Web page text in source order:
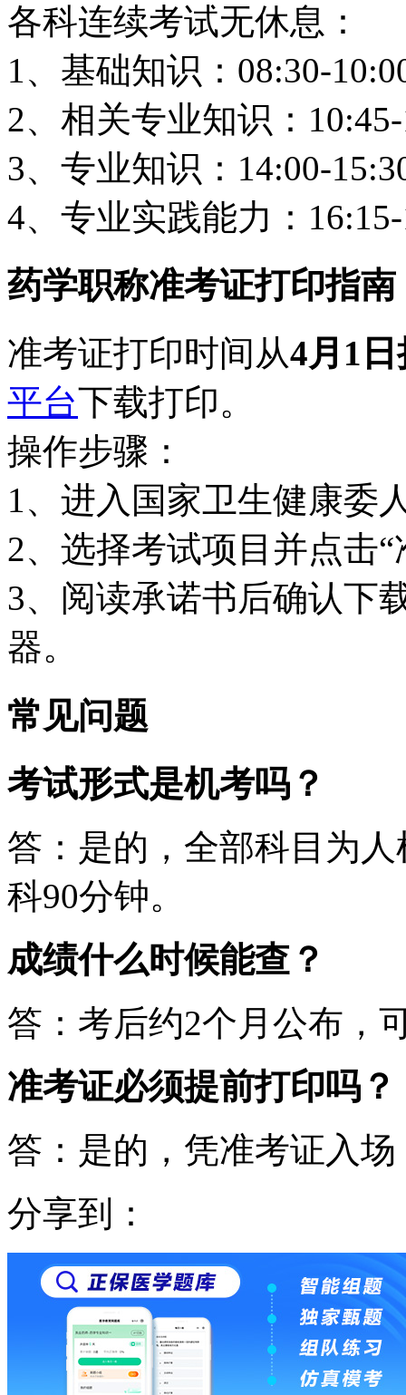
各科连续考试无休息：
1、基础知识：08:30-
2、相关专业知识：
3、专业知识：14:00-
4、专业实践能力：
药学职称准考证打印指南
准考证打印时间从4月1
平台下载打印。
操作步骤：
1、进入国家卫生健康委
2、选择考试项目并点击
3、阅读承诺书后确认下
器。
常见问题
考试形式是机考吗？
答：是的，全部科目为
科90分钟。
成绩什么时候能查？
答：考后约2个月公布，
准考证必须提前打印吗？
答：是的，凭准考证入
分享到：